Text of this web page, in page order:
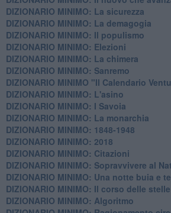
DIZIONARIO MINIMO: La sicurezza
DIZIONARIO MINIMO: La demagogia
DIZIONARIO MINIMO: Il populismo
DIZIONARIO MINIMO: Elezioni
DIZIONARIO MINIMO: La chimera
DIZIONARIO MINIMO: Sanremo
DIZIONARIO MINIMO "Il Calendario
DIZIONARIO MINIMO: L'asino
DIZIONARIO MINIMO: I Savoia
DIZIONARIO MINIMO: La monarchia
DIZIONARIO MINIMO: 1848-1948
DIZIONARIO MINIMO: 2018
DIZIONARIO MINIMO: Citazioni
DIZIONARIO MINIMO: ​Sopravvivere al
DIZIONARIO MINIMO: ​Una notte buia e
DIZIONARIO MINIMO: Il corso delle stelle
DIZIONARIO MINIMO: Algoritmo